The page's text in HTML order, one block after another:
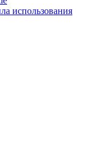
использования